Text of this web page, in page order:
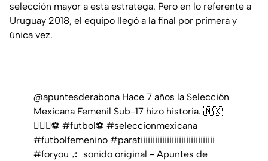
selección mayor a esta estratega. Pero en lo referente a
Uruguay 2018, el equipo llegó a la final por primera y
única vez.
@apuntesderabona Hace 7 años la Selección
Mexicana Femenil Sub-17 hizo historia. 🇲🇽
🦸🏻‍♀️⚽️ #futbol⚽️ #seleccionmexicana
#futbolfemenino #paratiiiiiiiiiiiiiiiiiiiiiiiiiiiiiii
#foryou ♬ sonido original - Apuntes de